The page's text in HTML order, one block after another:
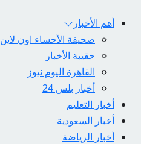
أهم الأخبار
صحيفة الأحساء اون لاين
حقيبة الأخبار
القاهرة اليوم نيوز
أخبار بلس 24
أخبار التعليم
أخبار السعودية
أخبار الرياضة